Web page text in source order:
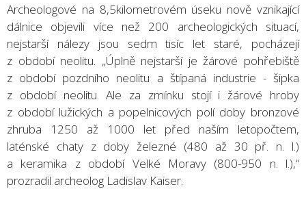
Archeologové na 8,5kilometrovém úseku nově vznikající
dálnice objevili více než 200 archeologických situací,
nejstarší nálezy jsou sedm tisíc let staré, pocházejí
z období neolitu. „Úplně nejstarší je žárové pohřebiště
z období pozdního neolitu a štípaná industrie - šipka
z období neolitu. Ale za zmínku stojí i žárové hroby
z období lužických a popelnicových polí doby bronzové
zhruba 1250 až 1000 let před naším letopočtem,
laténské chaty z doby železné (480 až 30 př. n. l.)
a keramika z období Velké Moravy (800-950 n. l.),“
prozradil archeolog Ladislav Kaiser.